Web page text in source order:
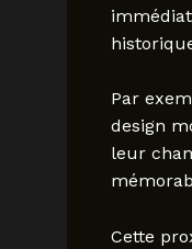
Par
design
leur
Cette